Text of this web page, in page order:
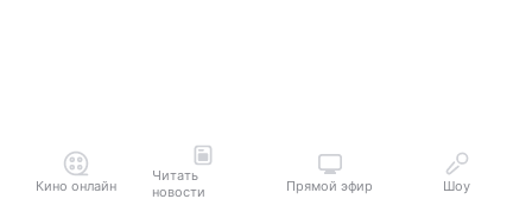
Кино онлайн
Читать
новости
Прямой эфир Шоу